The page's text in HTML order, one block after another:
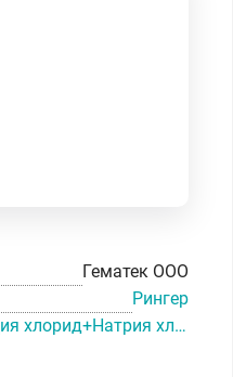
Гематек ООО
Рингер
Натрия хлорида раствор сложный [Калия хлорид+Кальция хлорид+Натрия хлорид]